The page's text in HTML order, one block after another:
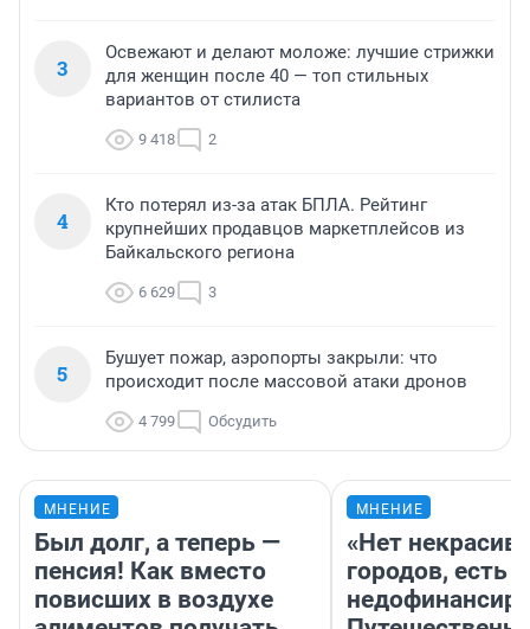
3
Освежают и делают моложе: лучшие стрижки
для женщин после 40 — топ стильных
вариантов от стилиста
9 418 2
4
Кто потерял из-за атак БПЛА. Рейтинг
крупнейших продавцов маркетплейсов из
Байкальского региона
6 629 3
5
Бушует пожар, аэропорты закрыли: что
происходит после массовой атаки дронов
4 799 Обсудить
МНЕНИЕ
Был долг, а теперь —
пенсия! Как вместо
повисших в воздухе
МНЕНИЕ
«Нет
городов, есть